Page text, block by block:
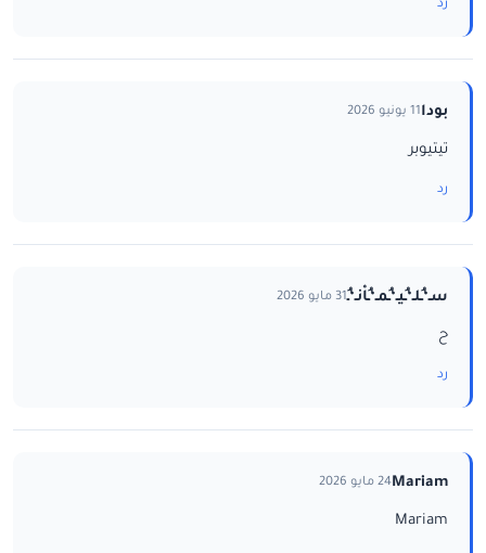
رد
بودا11 يونيو 2026
تيتيوبر
رد
سـ‘ـُلـ‘ـُيـ‘ـُمـ‘ـُاْنـ‘ـُ31 مايو 2026
ح
رد
Mariam24 مايو 2026
Mariam